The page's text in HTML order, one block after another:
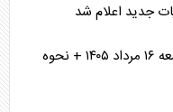
جدید اعلام شد
جدول قطعی برق استان تهران فردا جمعه ۱۶ مرداد ۱۴۰۵ + نحوه